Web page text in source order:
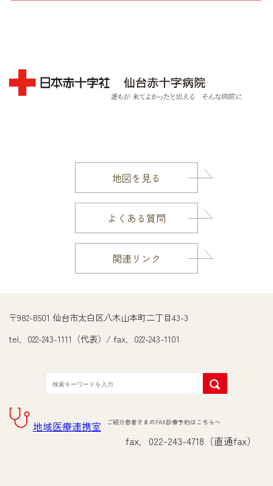
地図を見る
よくある質問
関連リンク
〒982-8501 仙台市太白区八木山本町二丁目43-3
tel．022-243-1111（代表）/ fax．022-243-1101
地域医療連携室 ご紹介患者さまのFAX診療予約はこちらへ
fax．022-243-4718（直通fax）